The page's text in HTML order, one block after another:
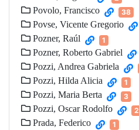
Povolo, Francisco 38
Povse, Vicente Gregorio
Pozner, Raúl 1
Pozner, Roberto Gabriel
Pozzi, Andrea Gabriela
Pozzi, Hilda Alicia 1
Pozzi, Maria Berta 3
Pozzi, Oscar Rodolfo 2
Prada, Federico 1